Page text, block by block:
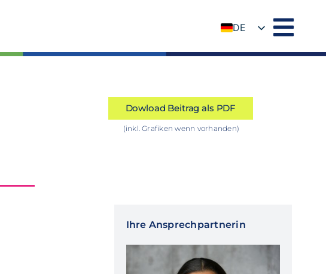
DE
Dowload Beitrag als PDF
(inkl. Grafiken wenn vorhanden)
Ihre Ansprechpartnerin